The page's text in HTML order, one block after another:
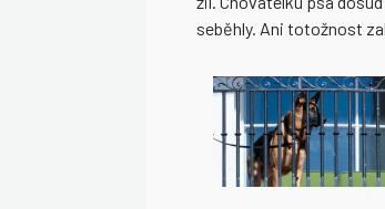
seběhly. Ani totožnost